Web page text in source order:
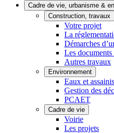
Cadre de vie, urbanisme &
Construction, travaux
Votre projet
La
Démarches
Les
Autres travaux
Environnement
Eaux et
Gestion des
PCAET
Cadre de vie
Voirie
Les projets